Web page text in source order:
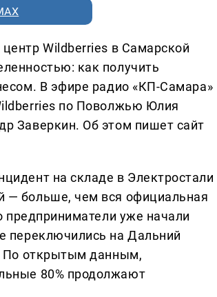
Wildberries в Самарской
как получить
В эфире радио «КП-Самара»
по Поволжью Юлия
Заверкин. Об этом пишет сайт
на складе в Электростали
— больше, чем вся официальная
предприниматели уже начали
переключились на Дальний
По открытым данным,
80% продолжают